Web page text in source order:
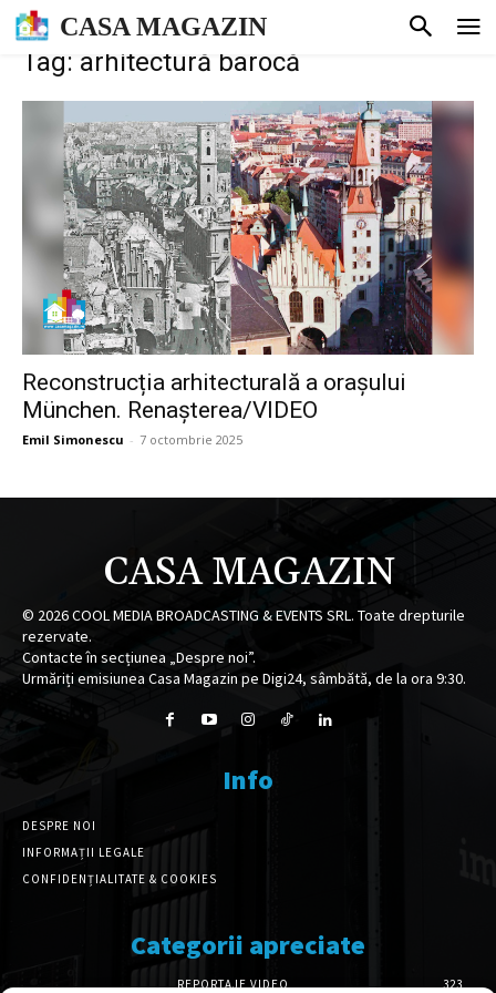
CASA MAGAZIN
Tag: arhitectură barocă
Reconstrucția arhitecturală a orașului
München. Renașterea/VIDEO
Emil Simonescu - 7 octombrie 2025
CASA MAGAZIN
© 2026COOL MEDIA BROADCASTING & EVENTS SRL. Toate drepturile
rezervate.
Contacte în secțiunea „Despre noi”.
Urmăriți emisiunea Casa Magazin pe Digi24, sâmbătă, de la ora 9:30.
Info
DESPRE NOI
INFORMAȚII LEGALE
CONFIDENȚIALITATE & COOKIES
Categorii apreciate
REPORTAJE VIDEO 323